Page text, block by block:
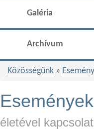
Galéria
Archívum
Közösségünk »
Események
életével